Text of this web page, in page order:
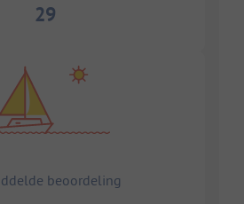
29
beoordeling